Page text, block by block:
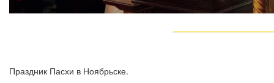
Праздник Пасхи в Ноябрьске.